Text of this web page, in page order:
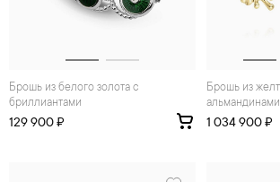
Брошь из белого золота с
бриллиантами
129 900 ₽
Брошь из желтого золота с
альмандинами
1 034 900 ₽